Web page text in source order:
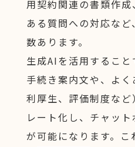
用契約関連の書類作
ある質問への対応な
数あります。
生成AIを活用するこ
手続き案内文や、よ
利厚生、評価制度な
レート化し、チャッ
が可能になります。